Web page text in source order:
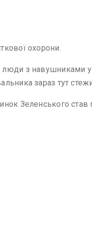
охорони.
з навушниками
зараз тут
Зеленського